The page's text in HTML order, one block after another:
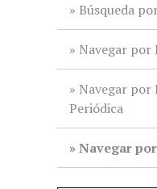
Búsqueda
Navegar por
Navegar por
Periódica
Navegar